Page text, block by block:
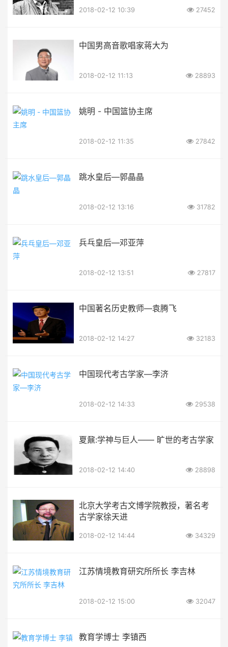
2018-02-12 10:39 27452
中国男高音歌唱家蒋大为
2018-02-12 11:13 28893
姚明 - 中国篮协主席
2018-02-12 11:35 27842
跳水皇后—郭晶晶
2018-02-12 13:16 31782
兵乓皇后—邓亚萍
2018-02-12 13:51 27817
中国著名历史教师—袁腾飞
2018-02-12 14:27 32183
中国现代考古学家—李济
2018-02-12 14:33 29538
夏鼐:学神与巨人—— 旷世的考古学家
2018-02-12 14:40 28898
北京大学考古文博学院教授，著名考
古学家徐天进
2018-02-12 14:44 34329
江苏情境教育研究所所长 李吉林
2018-02-12 15:00 32047
教育学博士 李镇西